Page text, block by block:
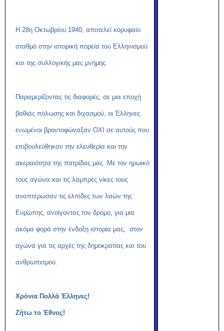
Η 28η Οκτωβρίου 1940, αποτελεί κορυφαίο
σταθμό στην ιστορική πορεία του Ελληνισμού
και της συλλογικής μας μνήμης.
Παραμερίζοντας τις διαφορές, σε μια εποχή
βαθιάς πόλωσης και διχασμού, οι Έλληνες
ενωμένοι βροντοφώναξαν ΟΧΙ σε αυτούς που
επιβουλεύθηκαν την ελευθερία και την
ακεραιότητα της πατρίδας μας. Με τον ηρωικό
τους αγώνα και τις λαμπρές νίκες τους
αναπτέρωσαν τις ελπίδες των λαών της
Ευρώπης, ανοίγοντας τον δρόμο, για μια
ακόμα φορά στην ένδοξη ιστορία μας, στον
αγώνα για τις αρχές της δημοκρατίας και του
ανθρωπισμού.
Χρόνια Πολλά Έλληνες!
Ζήτω το Έθνος!